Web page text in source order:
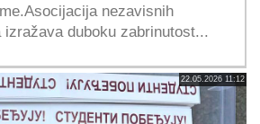
nezavisnih
duboku zabrinutost...
22.05.2026 11:12